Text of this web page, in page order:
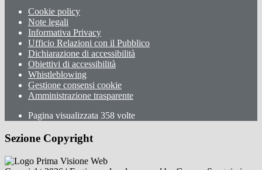
Cookie policy
Note legali
Informativa Privacy
Ufficio Relazioni con il Pubblico
Dichiarazione di accessibilità
Obiettivi di accessibilità
Whistleblowing
Gestione consensi cookie
Amministrazione trasparente
Pagina visualizzata 358 volte
Sezione Copyright